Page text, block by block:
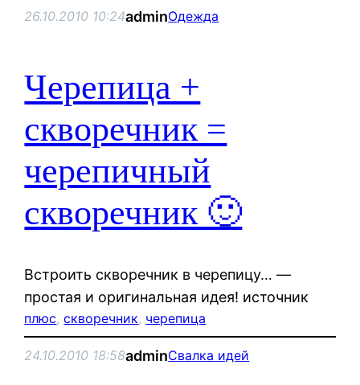
26.10.2010 10:24adminОдежда
Черепица +
скворечник =
черепичный
скворечник 🙂
Встроить скворечник в черепицу… —
простая и оригинальная идея! источник
плюс, скворечник, черепица
24.10.2010 18:58adminСвалка идей